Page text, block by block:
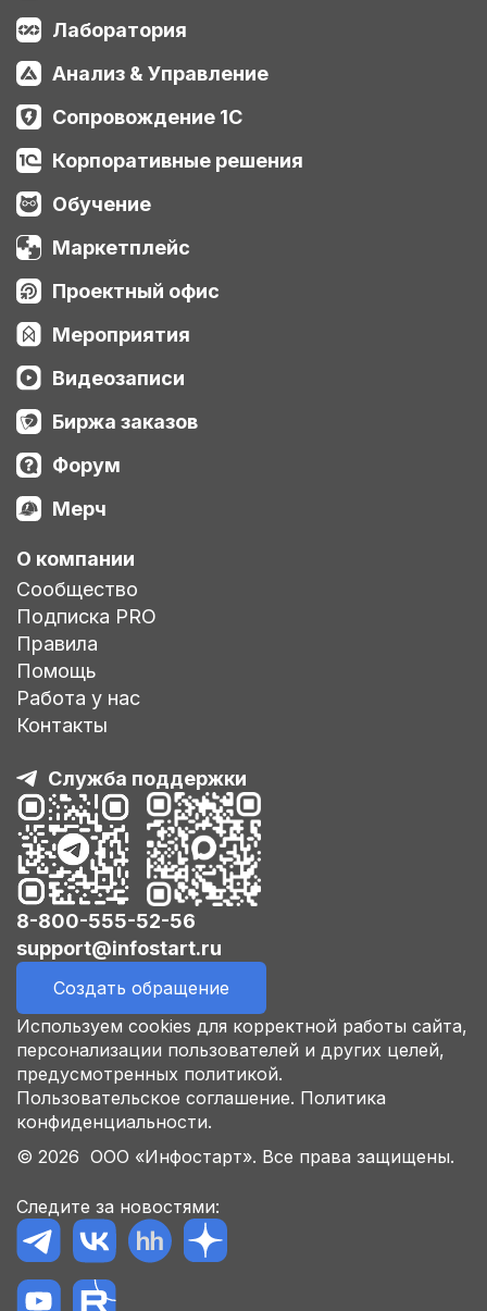
Лаборатория
Анализ & Управление
Сопровождение 1С
Корпоративные решения
Обучение
Маркетплейс
Проектный офис
Мероприятия
Видеозаписи
Биржа заказов
Форум
Мерч
О компании
Сообщество
Подписка PRO
Правила
Помощь
Работа у нас
Контакты
Служба поддержки
8-800-555-52-56
support@infostart.ru
Создать обращение
Используем cookies для корректной работы сайта,
персонализации пользователей и других целей,
предусмотренных политикой.
Пользовательское соглашение. Политика
конфиденциальности.
© 2026 ООО «Инфостарт». Все права защищены.
Следите за новостями: